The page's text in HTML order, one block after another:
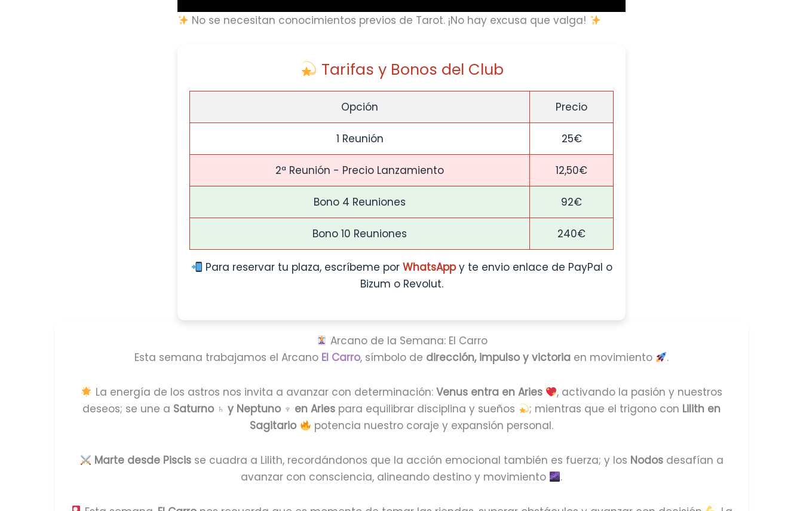
No se necesitan conocimientos previos de Tarot. ¡No hay excusa que valga!
Tarifas y Bonos del Club
Opción Precio
1 Reunión 25€
2ª Reunión - Precio Lanzamiento 12,50€
Bono 4 Reuniones 92€
Bono 10 Reuniones 240€
Para reservar tu plaza, escríbeme por WhatsAppy te envio enlace de PayPal o
Bizum o Revolut.
Arcano de la Semana: El Carro
Esta semana trabajamos el Arcano El Carro, símbolo de dirección, impulso y victoriaen movimiento .
La energía de los astros nos invita a avanzar con determinación: Venus entra en Aries
, activando la pasión y nuestros
deseos; se une a Saturno ♄ y Neptuno ♆ en Ariespara equilibrar disciplina y sueños ; mientras que el trigono con Lilith en
Sagitario
potencia nuestro coraje y expansión personal.
Marte desde Piscisse cuadra a Lilith, recordándonos que la acción emocional también es fuerza; y los Nodosdesafían a
avanzar con consciencia, alineando destino y movimiento
.